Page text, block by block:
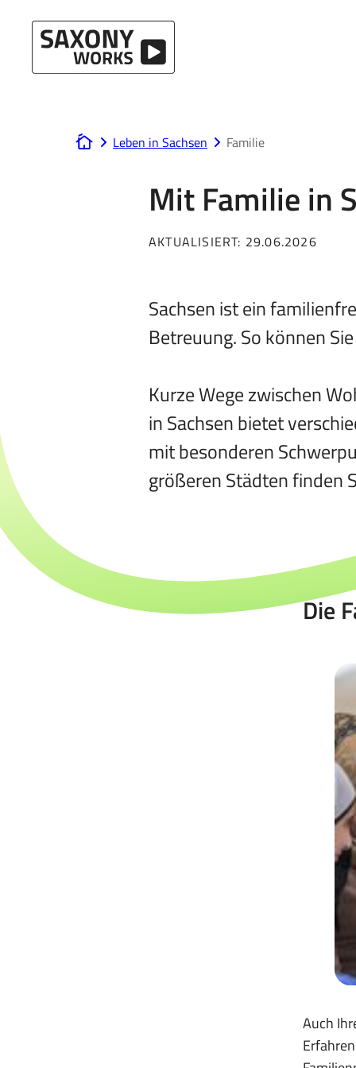
www.saxony-works.com
Leben in Sachsen Familie
Mit Familie in
AKTUALISIERT: 29.06.2026
Sachsen ist ein
Betreuung. So können
Kurze Wege zwischen
in Sachsen bietet
mit besonderen
größeren Städten finden
Die
Auch